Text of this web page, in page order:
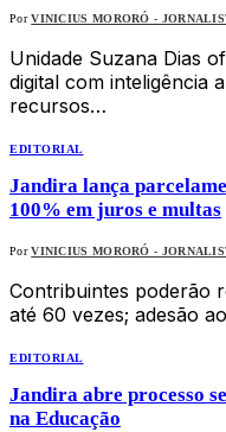
Por VINICIUS MORORÓ -
Unidade Suzana Dias
digital com inteligência
recursos…
EDITORIAL
Jandira lança
100% em juros e multas
Por VINICIUS MORORÓ -
Contribuintes poderão
até 60 vezes; adesão
EDITORIAL
Jandira abre processo
na Educação